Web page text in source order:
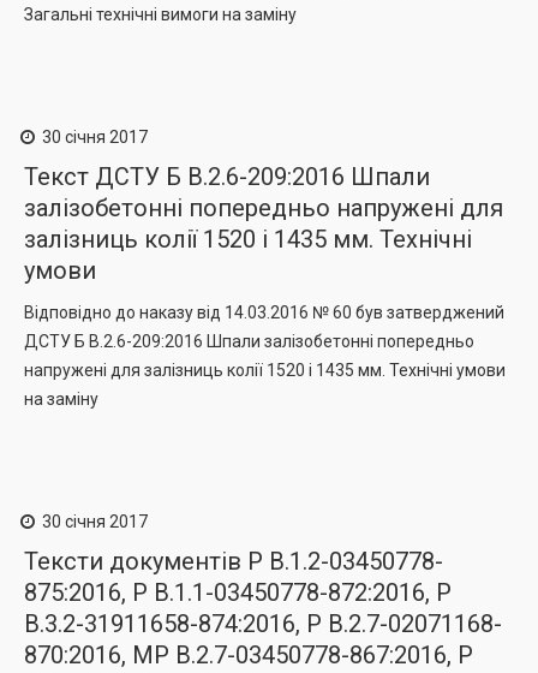
Загальні технічні вимоги на заміну
30 січня 2017
Текст ДСТУ Б В.2.6-209:2016 Шпали
залізобетонні попередньо напружені для
залізниць колії 1520 і 1435 мм. Технічні
умови
Відповідно до наказу від 14.03.2016 № 60 був затверджений
ДСТУ Б В.2.6-209:2016 Шпали залізобетонні попередньо
напружені для залізниць колії 1520 і 1435 мм. Технічні умови
на заміну
30 січня 2017
Тексти документів Р В.1.2-03450778-
875:2016, Р В.1.1-03450778-872:2016, Р
В.3.2-31911658-874:2016, Р В.2.7-02071168-
870:2016, МР В.2.7-03450778-867:2016, Р